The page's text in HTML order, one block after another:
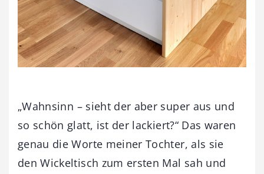
„Wahnsinn – sieht der aber super aus und
so schön glatt, ist der lackiert?“ Das waren
genau die Worte meiner Tochter, als sie
den Wickeltisch zum ersten Mal sah und